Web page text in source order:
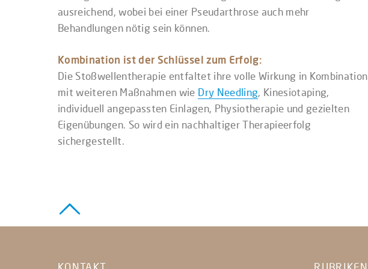
ausreichend, wobei bei einer Pseudarthrose auch mehr
Behandlungen nötig sein können.
Kombination ist der Schlüssel zum Erfolg:
Die Stoßwellentherapie entfaltet ihre volle Wirkung in Kombination
mit weiteren Maßnahmen wie Dry Needling, Kinesiotaping,
individuell angepassten Einlagen, Physiotherapie und gezielten
Eigenübungen. So wird ein nachhaltiger Therapieerfolg
sichergestellt.